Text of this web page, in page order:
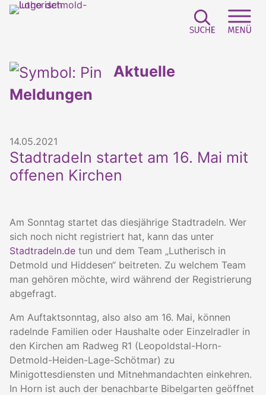
Aktuelle
Meldungen
14.05.2021
Stadtradeln startet am 16. Mai mit
offenen Kirchen
Am Sonntag startet das diesjährige Stadtradeln. Wer
sich noch nicht registriert hat, kann das unter
Stadtradeln.de tun und dem Team „Lutherisch in
Detmold und Hiddesen“ beitreten. Zu welchem Team
man gehören möchte, wird während der Registrierung
abgefragt.
Am Auftaktsonntag, also also am 16. Mai, können
radelnde Familien oder Haushalte oder Einzelradler in
den Kirchen am Radweg R1 (Leopoldstal-Horn-
Detmold-Heiden-Lage-Schötmar) zu
Minigottesdiensten und Mitnehmandachten einkehren.
In Horn ist auch der benachbarte Bibelgarten geöffnet